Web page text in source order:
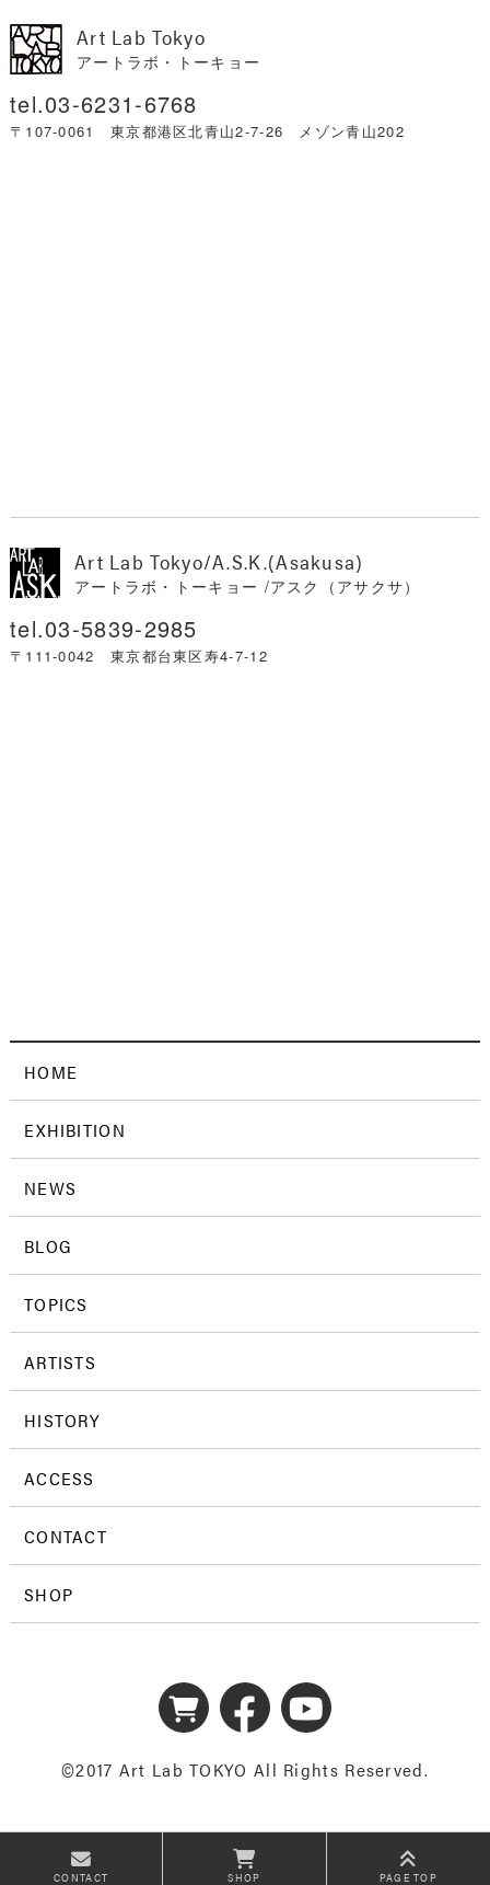
HOME
EXHIBITION
NEWS
BLOG
TOPICS
ARTISTS
HISTORY
ACCESS
CONTACT
SHOP
Art Lab Tokyo
アートラボ・トーキョー
03-6231-6768
〒107-0061 東京都港区北青山2-7-26 メゾン青山202
Art Lab Tokyo/A.S.K.(Asakusa)
アートラボ・トーキョー /アスク（アサクサ）
03-5839-2985
〒111-0042 東京都台東区寿4-7-12
©2017 Art Lab TOKYO All Rights Reserved.
CONTACT SHOP PAGE TOP